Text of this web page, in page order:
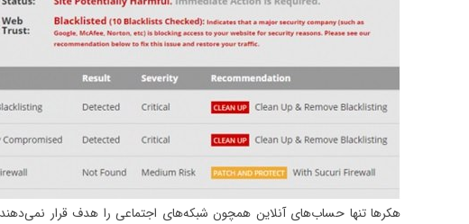
هکرها تنها حساب‌های آنلاین همچون شبکه‌های اجتماعی را هدف قرار